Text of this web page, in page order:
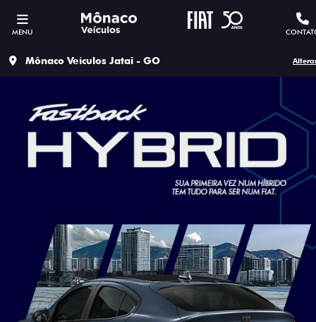
MENU
Mônaco Veículos Jatai - GO
SOLICITAR PROPOSTA
Versão escolhida